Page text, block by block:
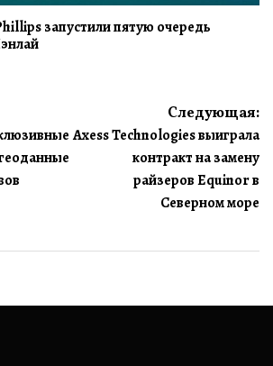
запустили пятую очередь
Следующая:
Axess Technologies выиграла
контракт на замену
райзеров Equinor в
Северном море